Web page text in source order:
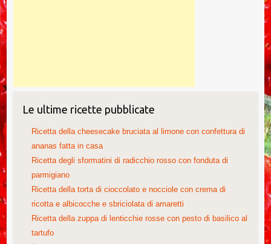
Le ultime ricette pubblicate
Ricetta della cheesecake bruciata al limone con confettura di
ananas fatta in casa
Ricetta degli sformatini di radicchio rosso con fonduta di
parmigiano
Ricetta della torta di cioccolato e nocciole con crema di
ricotta e albicocche e sbriciolata di amaretti
Ricetta della zuppa di lenticchie rosse con pesto di basilico al
tartufo